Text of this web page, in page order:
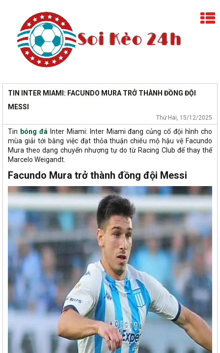
TIN INTER MIAMI: FACUNDO MURA TRỞ THÀNH ĐỒNG ĐỘI
MESSI
Thứ Hai, 15/12/2025
Tin bóng đá Inter Miami: Inter Miami đang củng cố đội hình cho
mùa giải tới bằng việc đạt thỏa thuận chiêu mộ hậu vệ Facundo
Mura theo dạng chuyển nhượng tự do từ Racing Club để thay thế
Marcelo Weigandt.
Facundo Mura trở thành đồng đội Messi